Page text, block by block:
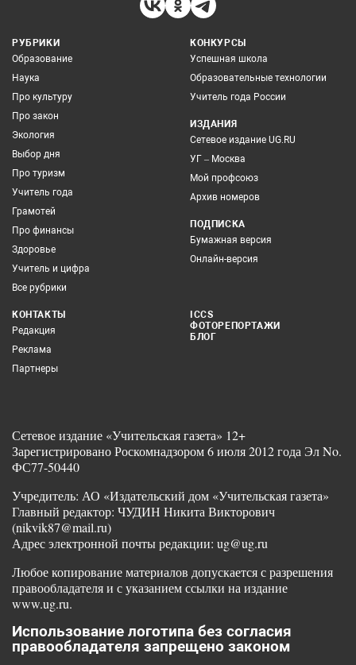
РУБРИКИ
Образование
Наука
Про культуру
Про закон
Экология
Выбор дня
Про туризм
Учитель года
Грамотей
Про финансы
Здоровье
Учитель и цифра
Все рубрики
КОНКУРСЫ
Успешная школа
Образовательные технологии
Учитель года России
ИЗДАНИЯ
Сетевое издание UG.RU
УГ – Москва
Мой профсоюз
Архив номеров
ПОДПИСКА
Бумажная версия
Онлайн-версия
КОНТАКТЫ
Редакция
Реклама
Партнеры
ICCS
ФОТОРЕПОРТАЖИ
БЛОГ
Сетевое издание «Учительская газета» 12+
Зарегистрировано Роскомнадзором 6 июля 2012 года Эл No.
ФС77-50440
Учредитель: АО «Издательский дом «Учительская газета»
Главный редактор: ЧУДИН Никита Викторович
(nikvik87@mail.ru)
Адрес электронной почты редакции: ug@ug.ru
Любое копирование материалов допускается с разрешения
правообладателя и с указанием ссылки на издание
www.ug.ru.
Использование логотипа без согласия
правообладателя запрещено законом